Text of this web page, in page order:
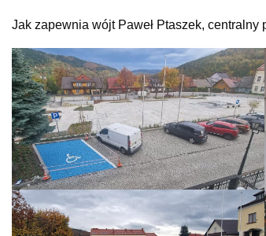
Jak zapewnia wójt Paweł Ptaszek,